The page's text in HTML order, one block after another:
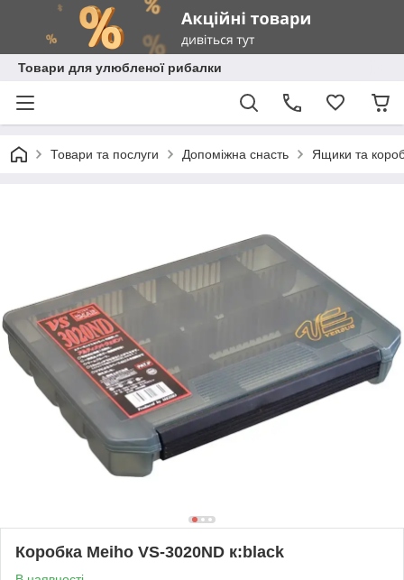
Товари для улюбленої рибалки
Товари та послуги Допоміжна снасть Ящики та
Коробка Meiho VS-3020ND к:black